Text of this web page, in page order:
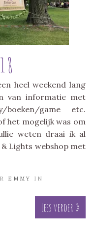
heel weekend lang
van informatie met
game etc.
het mogelijk was om
weten draai ik al
Lights webshop met
EMMY
IN
Lees verder »